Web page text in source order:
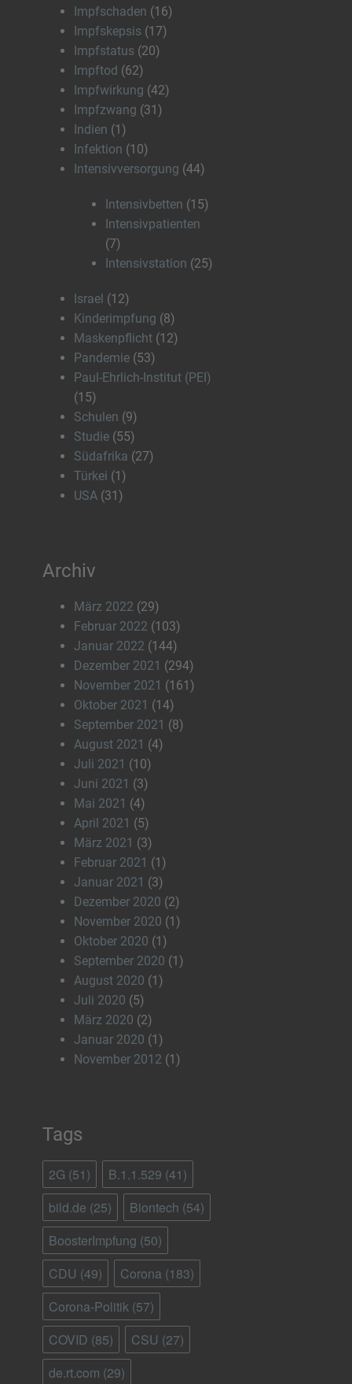
Impfschaden (16)
Impfskepsis (17)
Impfstatus (20)
Impftod (62)
Impfwirkung (42)
Impfzwang (31)
Indien (1)
Infektion (10)
Intensivversorgung (44)
Intensivbetten (15)
Intensivpatienten
(7)
Intensivstation (25)
Israel (12)
Kinderimpfung (8)
Maskenpflicht (12)
Pandemie (53)
Paul-Ehrlich-Institut (PEI)
(15)
Schulen (9)
Studie (55)
Südafrika (27)
Türkei (1)
USA (31)
Archiv
März 2022 (29)
Februar 2022 (103)
Januar 2022 (144)
Dezember 2021 (294)
November 2021 (161)
Oktober 2021 (14)
September 2021 (8)
August 2021 (4)
Juli 2021 (10)
Juni 2021 (3)
Mai 2021 (4)
April 2021 (5)
März 2021 (3)
Februar 2021 (1)
Januar 2021 (3)
Dezember 2020 (2)
November 2020 (1)
Oktober 2020 (1)
September 2020 (1)
August 2020 (1)
Juli 2020 (5)
März 2020 (2)
Januar 2020 (1)
November 2012 (1)
Tags
2G (51) B.1.1.529 (41)
bild.de (25) Biontech (54)
BoosterImpfung (50)
CDU (49) Corona (183)
Corona-Politik (57)
COVID (85) CSU (27)
de.rt.com (29)